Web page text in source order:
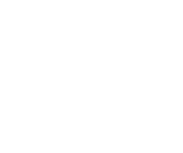
así que tómate unos minutos en leer
o por cualquiera de nuestras redes sociales
padres o tutores legales, nos den un
dedicas, ni si estudias o trabajas, ni tu
tener ningún dato que no debamos tener.